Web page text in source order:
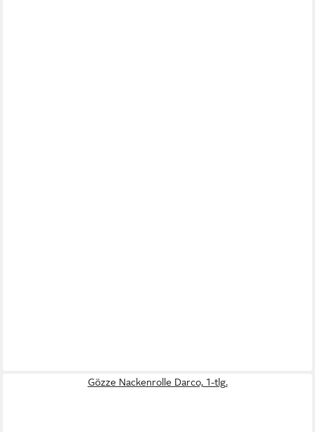
Gözze Nackenrolle Darco, 1-tlg.